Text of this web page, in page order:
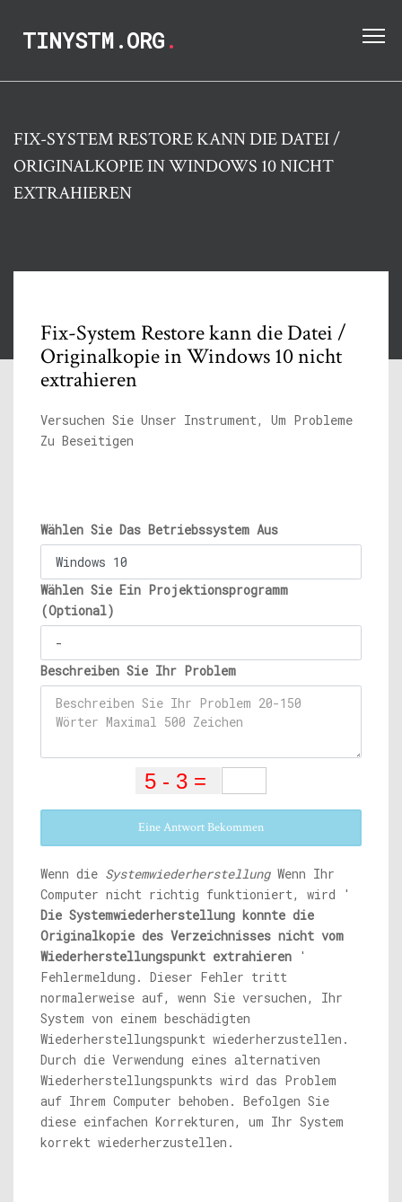
TINYSTM.ORG.
FIX-SYSTEM RESTORE KANN DIE DATEI /
ORIGINALKOPIE IN WINDOWS 10 NICHT
EXTRAHIEREN
Fix-System Restore kann die Datei /
Originalkopie in Windows 10 nicht
extrahieren
Versuchen Sie Unser Instrument, Um Probleme
Zu Beseitigen
Wählen Sie Das Betriebssystem Aus
Wählen Sie Ein Projektionsprogramm
(Optional)
Beschreiben Sie Ihr Problem
Eine Antwort Bekommen
Wenn die SystemwiederherstellungWenn Ihr
Computer nicht richtig funktioniert, wird '
Die Systemwiederherstellung konnte die
Originalkopie des Verzeichnisses nicht vom
Wiederherstellungspunkt extrahieren '
Fehlermeldung. Dieser Fehler tritt
normalerweise auf, wenn Sie versuchen, Ihr
System von einem beschädigten
Wiederherstellungspunkt wiederherzustellen.
Durch die Verwendung eines alternativen
Wiederherstellungspunkts wird das Problem
auf Ihrem Computer behoben. Befolgen Sie
diese einfachen Korrekturen, um Ihr System
korrekt wiederherzustellen.